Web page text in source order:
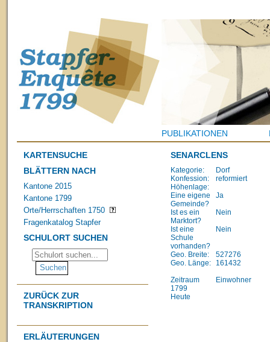
PUBLIKATIONEN
KARTENSUCHE
BLÄTTERN NACH
Kantone 2015
Kantone 1799
Orte/Herrschaften 1750
Fragenkatalog Stapfer
SCHULORT SUCHEN
ZURÜCK ZUR
TRANSKRIPTION
ERLÄUTERUNGEN
SENARCLENS
Kategorie:
Dorf
Konfession:
reformiert
Höhenlage:
Eine eigene
Gemeinde?
Ja
Ist es ein
Marktort?
Nein
Ist eine
Schule
vorhanden?
Nein
Geo. Breite:
527276
Geo. Länge:
161432
Zeitraum
Einwohner
1799
Heute